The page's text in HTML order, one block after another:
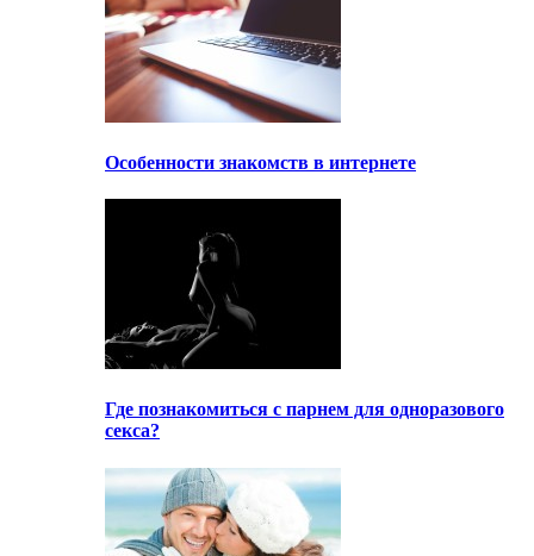
Особенности знакомств в интернете
Где познакомиться с парнем для одноразового
секса?